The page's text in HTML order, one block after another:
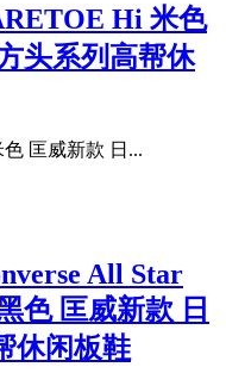
Hi 米色
头系列高帮休
色 匡威新款 日...
All Star
色 匡威新款 日
休闲板鞋